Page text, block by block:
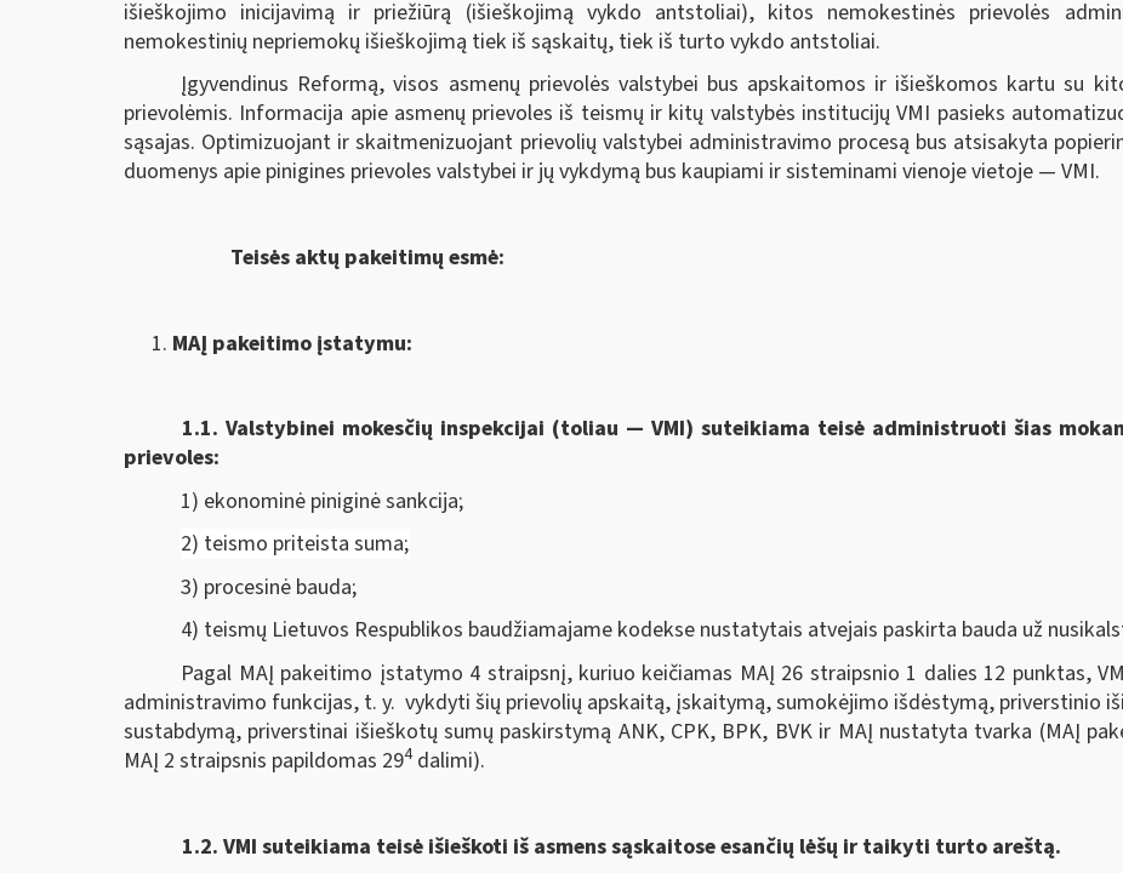
išieškojimo inicijavimą ir priežiūrą (išieškojimą vykdo antstoliai), kitos nemokestinės prievolės
nemokestinių nepriemokų išieškojimą tiek iš sąskaitų, tiek iš turto vykdo antstoliai.
Įgyvendinus Reformą, visos asmenų prievolės valstybei bus apskaitomos ir išieškomos kartu su
prievolėmis. Informacija apie asmenų prievoles iš teismų ir kitų valstybės institucijų VMI pasieks
sąsajas. Optimizuojant ir skaitmenizuojant prievolių valstybei administravimo procesą bus atsisakyta
duomenys apie pinigines prievoles valstybei ir jų vykdymą bus kaupiami ir sisteminami vienoje vietoje — VMI.
Teisės aktų pakeitimų esmė:
MAĮ pakeitimo įstatymu:
1.1. Valstybinei mokesčių inspekcijai (toliau — VMI) suteikiama teisė administruoti šias
prievoles:
1) ekonominė piniginė sankcija;
2) teismo priteista suma;
3) procesinė bauda;
4) teismų Lietuvos Respublikos baudžiamajame kodekse nustatytais atvejais paskirta bauda už
Pagal MAĮ pakeitimo įstatymo 4 straipsnį, kuriuo keičiamas MAĮ 26 straipsnio 1 dalies 12 punktas,
administravimo funkcijas, t. y. vykdyti šių prievolių apskaitą, įskaitymą, sumokėjimo išdėstymą, priverstinio
sustabdymą, priverstinai išieškotų sumų paskirstymą ANK, CPK, BPK, BVK ir MAĮ nustatyta tvarka (MAĮ
MAĮ 2 straipsnis papildomas 294dalimi).
1.2. VMI suteikiama teisė išieškoti iš asmens sąskaitose esančių lėšų ir taikyti turto areštą.